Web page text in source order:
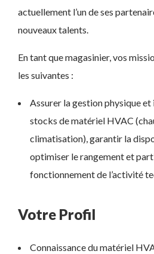
actuellement l’un de ses
nouveaux talents.
En tant que magasinier, vos
les suivantes :
Assurer la gestion physique
stocks de matériel HVAC
climatisation), garantir la
optimiser le rangement et
fonctionnement de l’activité
Votre Profil
Connaissance du matériel